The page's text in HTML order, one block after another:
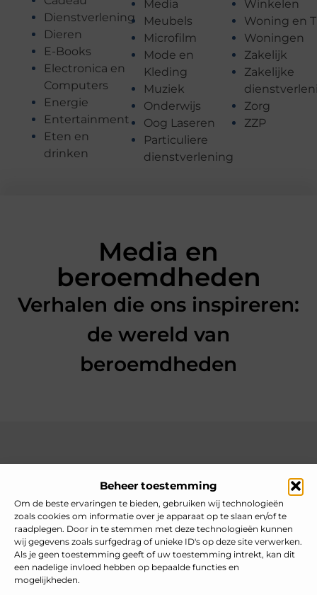
Beheer toestemming
Om de beste ervaringen te bieden, gebruiken wij technologieën
zoals cookies om informatie over je apparaat op te slaan en/of te
raadplegen. Door in te stemmen met deze technologieën kunnen
wij gegevens zoals surfgedrag of unieke ID's op deze site verwerken.
Als je geen toestemming geeft of uw toestemming intrekt, kan dit
een nadelige invloed hebben op bepaalde functies en
mogelijkheden.
Dienstverlening
Dieren
E-Books
Electronica en
Computers
Energie
Entertainment
Eten en
drinken
Media
Meubels
Microfilm
Mode en
Kleding
Muziek
Onderwijs
Oog Laseren
Particuliere
dienstverlening
Winkelen
Woning en
Woningen
Zakelijk
Zakelijke
Zorg
ZZP
Media en
beroemdheden
Verhalen die ons inspireren:
de wereld van
beroemdheden
Jouw gids voor inspiratie en tips uit het dagelijks leven.
Ontdek een brede verzameling blogs en artikelen die je helpen
om het meeste uit elke dag te halen, met praktische adviezen
en verrassende inzichten.
Bericht categorie